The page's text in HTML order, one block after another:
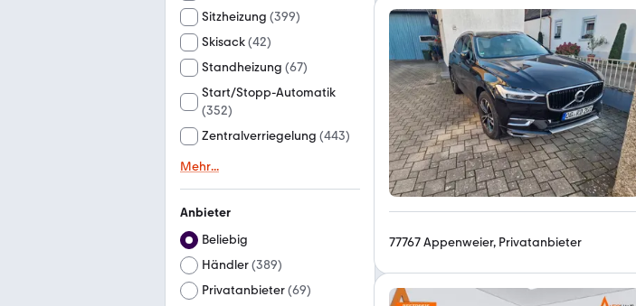
Sitzheizung (399)
Skisack(42)
Standheizung (67)
Start/Stopp-Automatik
(352)
Zentralverriegelung (443)
Mehr...
Anbieter
Beliebig
Händler(389)
Privatanbieter(69)
77767 Appenweier, Privatanbieter